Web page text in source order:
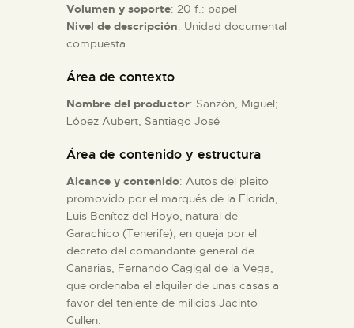
Volumen y soporte: 20 f.: papel
Nivel de descripción: Unidad documental
compuesta
Área de contexto
Nombre del productor: Sanzón, Miguel;
López Aubert, Santiago José
Área de contenido y estructura
Alcance y contenido: Autos del pleito
promovido por el marqués de la Florida,
Luis Benítez del Hoyo, natural de
Garachico (Tenerife), en queja por el
decreto del comandante general de
Canarias, Fernando Cagigal de la Vega,
que ordenaba el alquiler de unas casas a
favor del teniente de milicias Jacinto
Cullen.